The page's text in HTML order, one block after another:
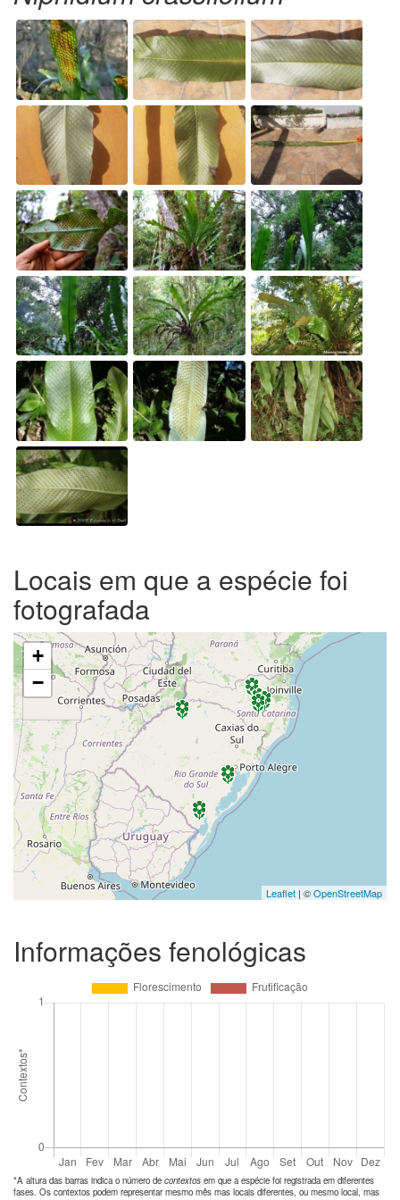
Locais em que a espécie foi
fotografada
+
−
Leaflet | ©OpenStreetMap
Informações fenológicas
*A altura das barras indica o número de contextos em que a espécie foi registrada em diferentes
fases. Os contextos podem representar mesmo mês mas locais diferentes, ou mesmo local, mas